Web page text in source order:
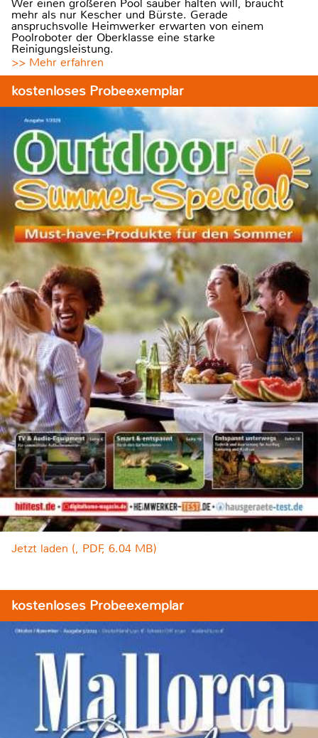
Wer einen größeren Pool sauber halten will, braucht
mehr als nur Kescher und Bürste. Gerade
anspruchsvolle Heimwerker erwarten von einem
Poolroboter der Oberklasse eine starke
Reinigungsleistung.
>> Mehr erfahren
kostenloses Probeexemplar
Jetzt laden (, PDF, 6.04 MB)
kostenloses Probeexemplar